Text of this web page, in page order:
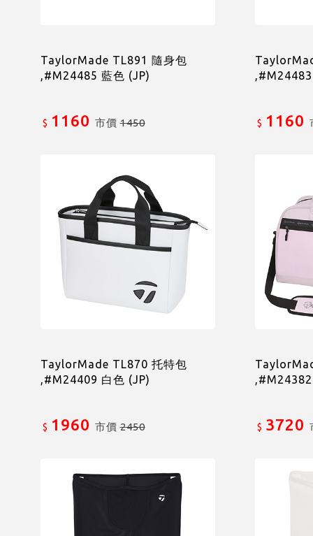
TaylorMade TL891 隨身包
,#M24485 藍色 (JP)
$ 1160 市價1450 $ 1160
TaylorMade TL870 托特包
,#M24409 白色 (JP)
$ 1960 市價2450 $ 3720